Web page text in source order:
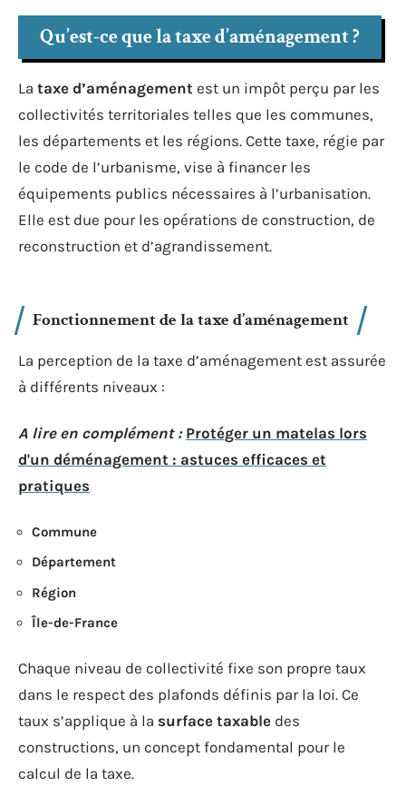
Qu’est-ce que la taxe d’aménagement ?
La taxe d’aménagement est un impôt perçu par les
collectivités territoriales telles que les communes,
les départements et les régions. Cette taxe, régie par
le code de l’urbanisme, vise à financer les
équipements publics nécessaires à l’urbanisation.
Elle est due pour les opérations de construction, de
reconstruction et d’agrandissement.
Fonctionnement de la taxe d’aménagement
La perception de la taxe d’aménagement est assurée
à différents niveaux :
A lire en complément : Protéger un matelas lors
d'un déménagement : astuces efficaces et
pratiques
Commune
Département
Région
Île-de-France
Chaque niveau de collectivité fixe son propre taux
dans le respect des plafonds définis par la loi. Ce
taux s’applique à la surface taxable des
constructions, un concept fondamental pour le
calcul de la taxe.